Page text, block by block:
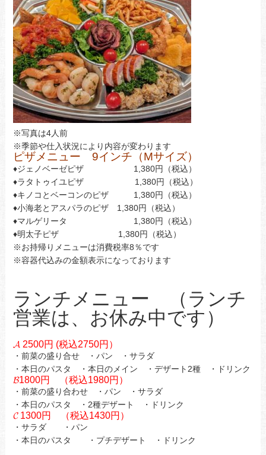
※写真は4人前
※季節や仕入状況により内容が変わります
ピザメニュー 9インチ（Mサイズ）
♦ジェノベーゼピザ 1,380円（税込）
♦ラタトゥイユピザ 1,380円（税込）
♦キノコとベーコンのピザ 1,380円（税込）
♦小海老とアスパラのピザ 1,380円（税込）
♦マルゲリータ 1,380円（税込）
♦明太子ピザ 1,380円（税込）
※お持帰りメニューは消費税率8％です
※容器代込みの金額表示になっております
ランチメニュー （ランチ
営業は、お休み中です）
𝓐 2500円 (税込2750円）
・前菜の盛り合せ ・パン ・サラダ
・本日のパスタ ・本日のメイン ・デザート2種 ・ドリンク
𝓑1800円 （税込1980円）
・前菜の盛り合わせ ・パン ・サラダ
・本日のパスタ ・2種デザート ・ドリンク
𝓒 1300円 （税込1430円）
・サラダ ・パン
・本日のパスタ ・プチデザート ・ドリンク